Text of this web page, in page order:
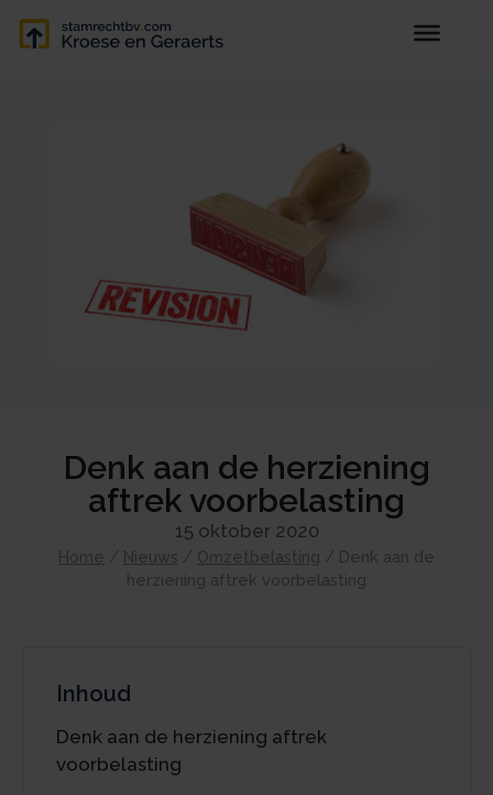
Denk aan de herziening
aftrek voorbelasting
15 oktober 2020
Home / Nieuws / Omzetbelasting / Denk aan de
herziening aftrek voorbelasting
Inhoud
Denk aan de herziening aftrek
voorbelasting